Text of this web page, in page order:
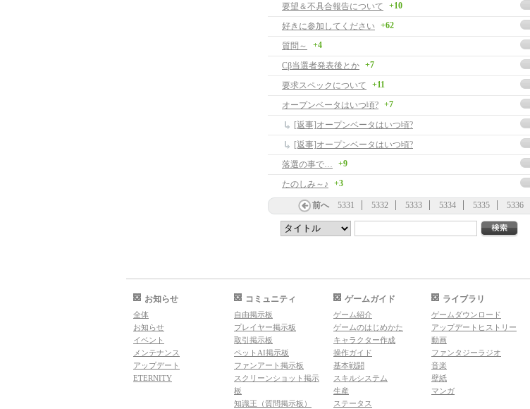
要望＆不具合報告について
+10
好きに参加してください +62
質問～
+4
Cβ当選者発表後とか +7
要求スペックについて
+11
オープンベータはいつ頃? +7
[返事]オープンベータはいつ頃?
[返事]オープンベータはいつ頃?
落選の事で…
+9
たのしみ～♪
+3
前へ 5331 5332 5333 5334 5335 5336
お知らせ
全体
お知らせ
イベント
メンテナンス
アップデート
ETERNITY
コミュニティ
自由掲示板
プレイヤー掲示板
取引掲示板
ペットAI掲示板
ファンアート掲示板
スクリーンショット掲示
板
知識王（質問掲示板）
ゲームガイド
ゲーム紹介
ゲームのはじめかた
キャラクター作成
操作ガイド
基本戦闘
スキルシステム
生産
ステータス
ライブラリ
ゲームダウンロード
アップデートヒストリー
動画
ファンタジーラジオ
音楽
壁紙
マンガ